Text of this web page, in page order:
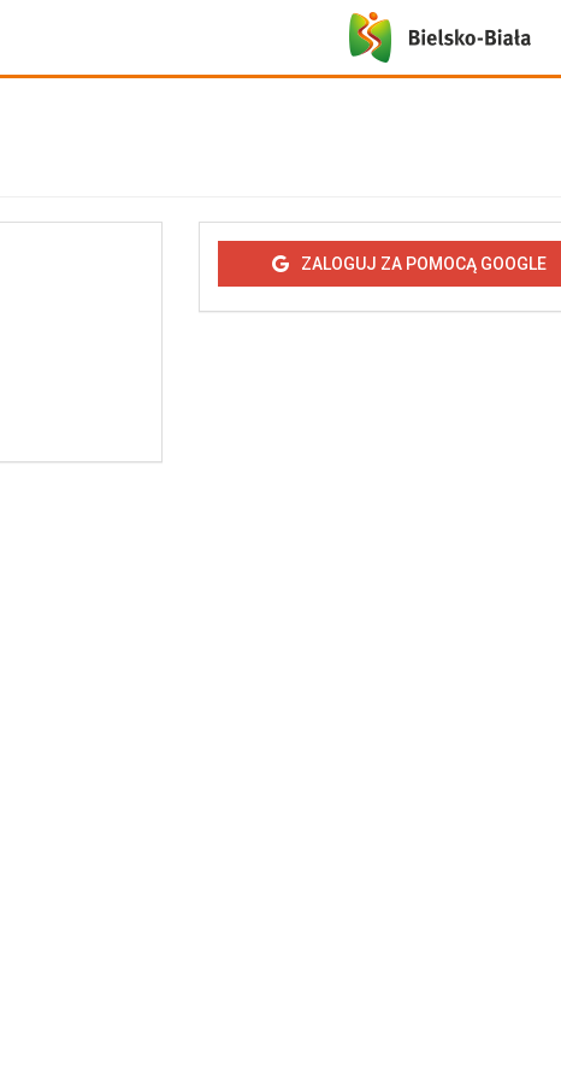
ZALOGUJ ZA POMOCĄ GOOGLE